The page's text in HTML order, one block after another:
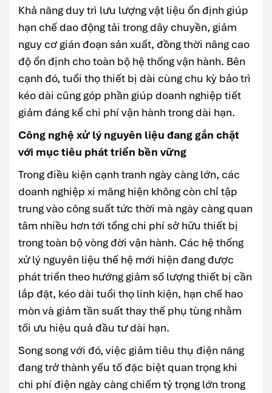
Khả năng duy trì lưu lượng vật liệu ổn định giúp
hạn chế dao động tải trong dây chuyền, giảm
nguy cơ gián đoạn sản xuất, đồng thời nâng cao
độ ổn định cho toàn bộ hệ thống vận hành. Bên
cạnh đó, tuổi thọ thiết bị dài cùng chu kỳ bảo trì
kéo dài cũng góp phần giúp doanh nghiệp tiết
giảm đáng kể chi phí vận hành trong dài hạn.
Công nghệ xử lý nguyên liệu đang gắn chặt
với mục tiêu phát triển bền vững
Trong điều kiện cạnh tranh ngày càng lớn, các
doanh nghiệp xi măng hiện không còn chỉ tập
trung vào công suất tức thời mà ngày càng quan
tâm nhiều hơn tới tổng chi phí sở hữu thiết bị
trong toàn bộ vòng đời vận hành. Các hệ thống
xử lý nguyên liệu thế hệ mới hiện đang được
phát triển theo hướng giảm số lượng thiết bị cần
lắp đặt, kéo dài tuổi thọ linh kiện, hạn chế hao
mòn và giảm tần suất thay thế phụ tùng nhằm
tối ưu hiệu quả đầu tư dài hạn.
Song song với đó, việc giảm tiêu thụ điện năng
đang trở thành yếu tố đặc biệt quan trọng khi
chi phí điện ngày càng chiếm tỷ trọng lớn trong